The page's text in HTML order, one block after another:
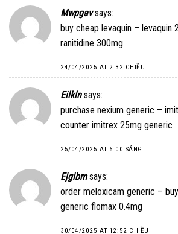
Mwpgav says:
buy cheap levaquin – levaquin
ranitidine 300mg
24/04/2025 AT 2:32 CHIỀU
Eilkln says:
purchase nexium generic –
counter imitrex 25mg generic
25/04/2025 AT 6:00 SÁNG
Ejgibm says:
order meloxicam generic –
generic flomax 0.4mg
30/04/2025 AT 12:52 CHIỀU